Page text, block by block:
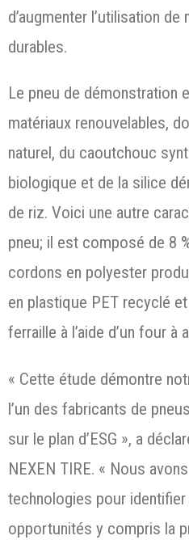
d’augmenter l’utilisation
durables.
Le pneu de démonstration
matériaux renouvelables,
naturel, du caoutchouc
biologique et de la silice
de riz. Voici une autre
pneu; il est composé de 8
cordons en polyester
en plastique PET recyclé
ferraille à l’aide d’un four à
« Cette étude démontre
l’un des fabricants de
sur le plan d’ESG », a
NEXEN TIRE. « Nous
technologies pour
opportunités y compris la